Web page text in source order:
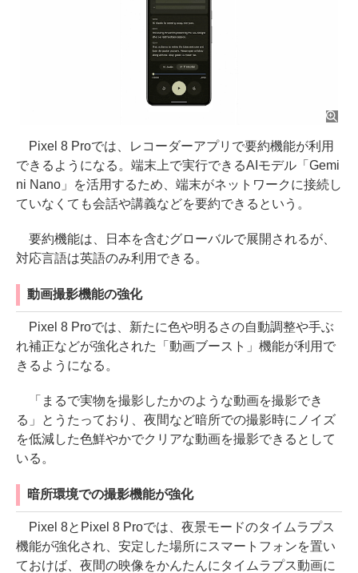
Pixel 8 Proでは、レコーダーアプリで要約機能が利用
できるようになる。端末上で実行できるAIモデル「Gemi
ni Nano」を活用するため、端末がネットワークに接続し
ていなくても会話や講義などを要約できるという。
要約機能は、日本を含むグローバルで展開されるが、
対応言語は英語のみ利用できる。
動画撮影機能の強化
Pixel 8 Proでは、新たに色や明るさの自動調整や手ぶ
れ補正などが強化された「動画ブースト」機能が利用で
きるようになる。
「まるで実物を撮影したかのような動画を撮影でき
る」とうたっており、夜間など暗所での撮影時にノイズ
を低減した色鮮やかでクリアな動画を撮影できるとして
いる。
暗所環境での撮影機能が強化
Pixel 8とPixel 8 Proでは、夜景モードのタイムラプス
機能が強化され、安定した場所にスマートフォンを置い
ておけば、夜間の映像をかんたんにタイムラプス動画に